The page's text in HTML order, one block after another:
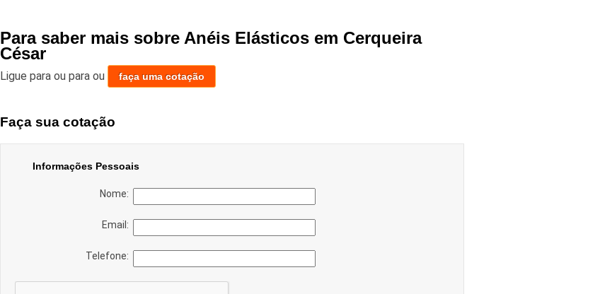
Para saber mais sobre Anéis Elásticos em Cerqueira
César
Ligue para ou para ou faça uma cotação
Faça sua cotação
Informações Pessoais
Nome:
Email:
Telefone: